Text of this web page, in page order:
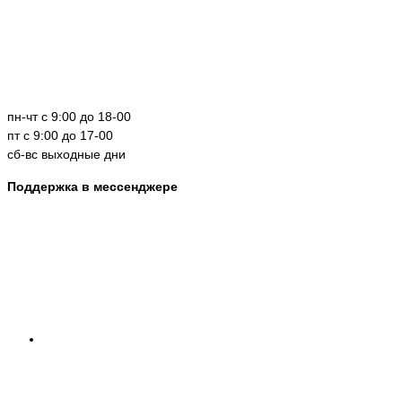
пн-чт с 9:00 до 18-00
пт с 9:00 до 17-00
сб-вс выходные дни
Поддержка в мессенджере